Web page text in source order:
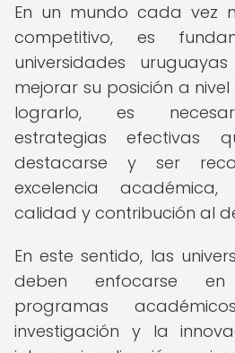
En un mundo cada vez
competitivo, es
universidades
mejorar su posición a
lograrlo, es
estrategias efectivas
destacarse y ser
excelencia
calidad y contribución al
En este sentido, las
deben enfocarse
programas
investigación y la